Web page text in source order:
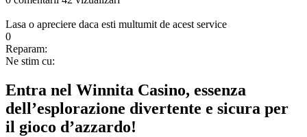
Lasa o apreciere daca esti multumit de acest service
0
Reparam:
Ne stim cu:
Entra nel Winnita Casino, essenza
dell’esplorazione divertente e sicura per
il gioco d’azzardo!